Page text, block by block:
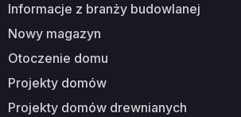
informacje z branży budowlanej
nowy magazyn
otoczenie domu
projekty domów
projekty domów drewnianych